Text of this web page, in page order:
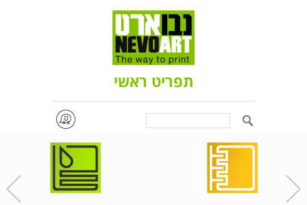
תפריט ראשי
Search